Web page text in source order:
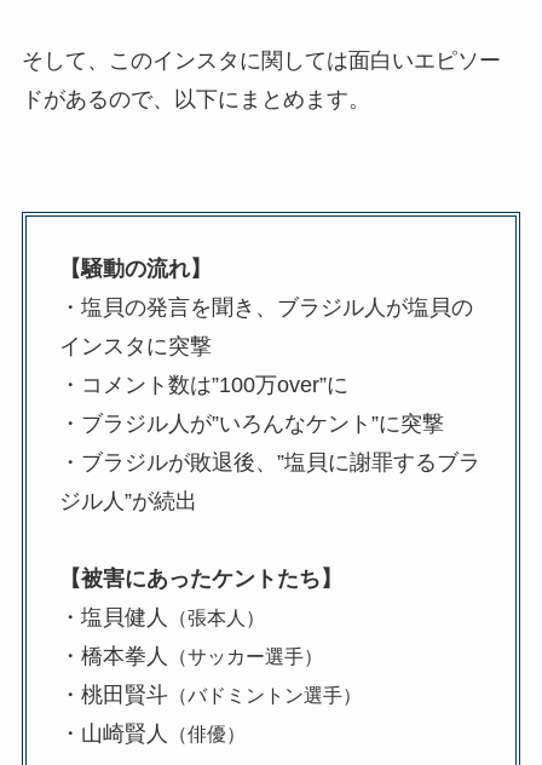
そして、このインスタに関しては面白いエピソー
ドがあるので、以下にまとめます。
【騒動の流れ】
・塩貝の発言を聞き、ブラジル人が塩貝の
インスタに突撃
・コメント数は”100万over”に
・ブラジル人が”いろんなケント”に突撃
・ブラジルが敗退後、”塩貝に謝罪するブラ
ジル人”が続出
【被害にあったケントたち】
・塩貝健人
（張本人）
・橋本拳人 （サッカー選手）
・桃田賢斗（バドミントン選手）
・山崎賢人 （俳優）